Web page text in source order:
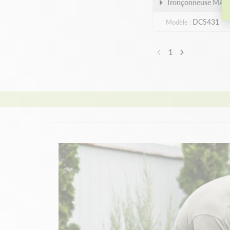
Tronçonneuse
Modèle DCS431
Précédent
1 Suivant